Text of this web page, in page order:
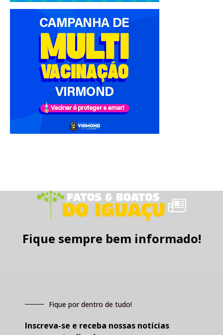
Fique sempre bem informado!
Fique por dentro de tudo!
Inscreva-se e receba nossas notícias